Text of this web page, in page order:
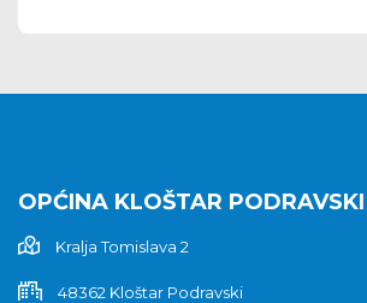
OPĆINA KLOŠTAR PODRAVSKI
Kralja Tomislava 2
48362 Kloštar Podravski